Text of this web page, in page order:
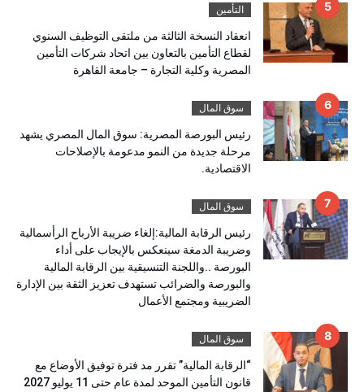
التأمين
انعقاد النسخة الثالثة من ملتقى التوظيف السنوي
لقطاع التأمين بالتعاون بين اتحاد شركات التأمين
المصرية وكلية التجارة – جامعة القاهرة
سوق المال
رئيس البورصة المصرية: سوق المال المصري يشهد
مرحلة جديدة من النمو مدعومة بالإصلاحات
الاقتصادية.
سوق المال
رئيس الرقابة المالية:إلغاء ضريبة الأرباح الرأسمالية
وضريبة الدمغة سينعكس بالإيجاب على أداء
البورصة ..واللجنة التنسيقية بين الرقابة المالية
والبورصة والضرائب تستهدف تعزيز الثقة بين الإدارة
الضريبية ومجتمع الأعمال
سوق المال
“الرقابة المالية” تقرر مد فترة توفيق الأوضاع مع
قانون التأمين الموحد لمدة عام حتى 11 يوليو 2027